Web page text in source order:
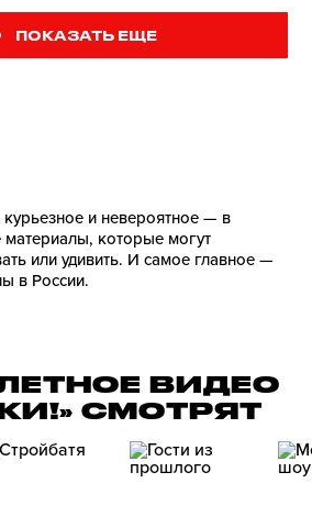
ПОКАЗАТЬ ЕЩЕ
и невероятное — в
которые могут
или удивить. И самое главное —
в России.
ВИДЕО
СМОТРЯТ